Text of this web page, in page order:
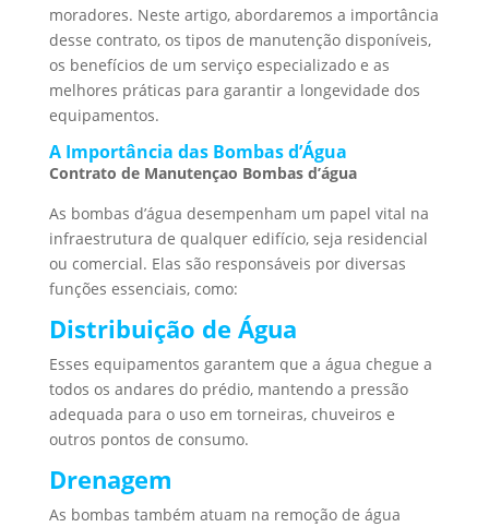
moradores. Neste artigo, abordaremos a importância
desse contrato, os tipos de manutenção disponíveis,
os benefícios de um serviço especializado e as
melhores práticas para garantir a longevidade dos
equipamentos.
A Importância das Bombas d’Água
Contrato de Manutençao Bombas d’água
As bombas d’água desempenham um papel vital na
infraestrutura de qualquer edifício, seja residencial
ou comercial. Elas são responsáveis por diversas
funções essenciais, como:
Distribuição de Água
Esses equipamentos garantem que a água chegue a
todos os andares do prédio, mantendo a pressão
adequada para o uso em torneiras, chuveiros e
outros pontos de consumo.
Drenagem
As bombas também atuam na remoção de água